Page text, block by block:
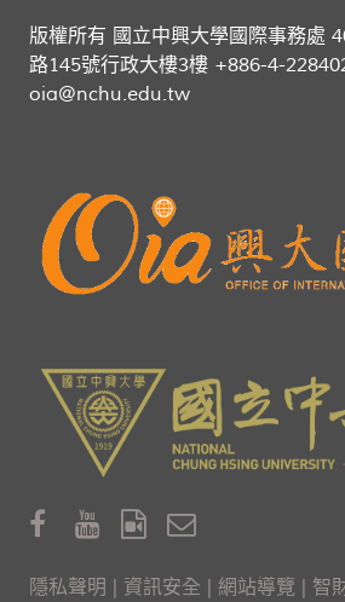
版權所有 國立中興大學國際事務處
路145號行政大樓3樓 +886-4-
oia@nchu.edu.tw
隱私聲明 資訊安全 網站導覽 智